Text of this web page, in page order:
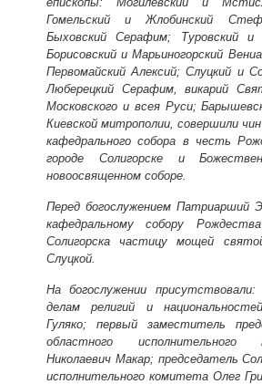
Гомельский и Жлобинский
Быховский Серафим; Туровский и
Борисовский и Марьиногорский
Первомайский Алексий; Слуцкий и
Люберецкий Серафим, викарий
Московского и всея Руси;
Киевской митрополии, совершили
кафедрального собора в честь
городе Солигорске и
новоосвященном соборе.
Перед богослужением Патриарший
кафедральному собору
Солигорска частицу мощей
Слуцкой.
На богослужении присутствовали:
делам религий и
Гуляко; первый заместитель
областного
Николаевич Макар; председатель
исполнительного комитета Олег